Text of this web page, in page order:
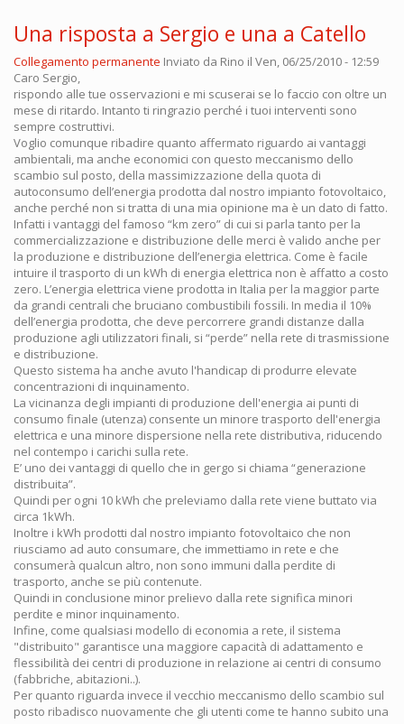
Una risposta a Sergio e una a Catello
Collegamento permanente Inviato da Rino il Ven, 06/25/2010 - 12:59
Caro Sergio,
rispondo alle tue osservazioni e mi scuserai se lo faccio con oltre un
mese di ritardo. Intanto ti ringrazio perché i tuoi interventi sono
sempre costruttivi.
Voglio comunque ribadire quanto affermato riguardo ai vantaggi
ambientali, ma anche economici con questo meccanismo dello
scambio sul posto, della massimizzazione della quota di
autoconsumo dell’energia prodotta dal nostro impianto fotovoltaico,
anche perché non si tratta di una mia opinione ma è un dato di fatto.
Infatti i vantaggi del famoso “km zero” di cui si parla tanto per la
commercializzazione e distribuzione delle merci è valido anche per
la produzione e distribuzione dell’energia elettrica. Come è facile
intuire il trasporto di un kWh di energia elettrica non è affatto a costo
zero. L’energia elettrica viene prodotta in Italia per la maggior parte
da grandi centrali che bruciano combustibili fossili. In media il 10%
dell’energia prodotta, che deve percorrere grandi distanze dalla
produzione agli utilizzatori finali, si “perde” nella rete di trasmissione
e distribuzione.
Questo sistema ha anche avuto l'handicap di produrre elevate
concentrazioni di inquinamento.
La vicinanza degli impianti di produzione dell'energia ai punti di
consumo finale (utenza) consente un minore trasporto dell'energia
elettrica e una minore dispersione nella rete distributiva, riducendo
nel contempo i carichi sulla rete.
E’ uno dei vantaggi di quello che in gergo si chiama “generazione
distribuita”.
Quindi per ogni 10 kWh che preleviamo dalla rete viene buttato via
circa 1kWh.
Inoltre i kWh prodotti dal nostro impianto fotovoltaico che non
riusciamo ad auto consumare, che immettiamo in rete e che
consumerà qualcun altro, non sono immuni dalla perdite di
trasporto, anche se più contenute.
Quindi in conclusione minor prelievo dalla rete significa minori
perdite e minor inquinamento.
Infine, come qualsiasi modello di economia a rete, il sistema
"distribuito" garantisce una maggiore capacità di adattamento e
flessibilità dei centri di produzione in relazione ai centri di consumo
(fabbriche, abitazioni..).
Per quanto riguarda invece il vecchio meccanismo dello scambio sul
posto ribadisco nuovamente che gli utenti come te hanno subito una